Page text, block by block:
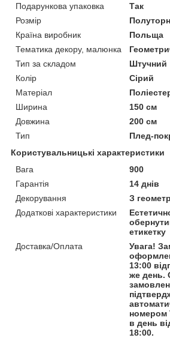
Подарункова упаковка
Так
Розмір
Країна виробник
Польща
Тематика декору, малюнка
Тип за складом
Штучний
Колір
Сірий
Матеріал
Ширина
150 см
Довжина
200 см
Тип
Плед-
Користувальницькі характеристики
Вага
900
Гарантія
14 днів
Декорування
З
Додаткові характеристики
етикетку
Доставка/Оплата
Увага!
13:00
же день.
номером
в день
18:00.